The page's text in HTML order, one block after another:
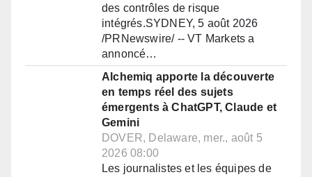
des contrôles de risque
intégrés.SYDNEY, 5 août 2026
/PRNewswire/ -- VT Markets a
annoncé…
Alchemiq apporte la découverte
en temps réel des sujets
émergents à ChatGPT, Claude et
Gemini
DOVER, Delaware, mer., août 5
2026 08:00
Les journalistes et les équipes de